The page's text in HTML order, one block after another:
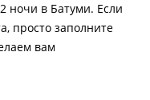
ночи в Батуми. Если
просто заполните
вам